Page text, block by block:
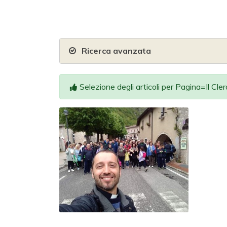
Ricerca avanzata
Selezione degli articoli per Pagina=Il